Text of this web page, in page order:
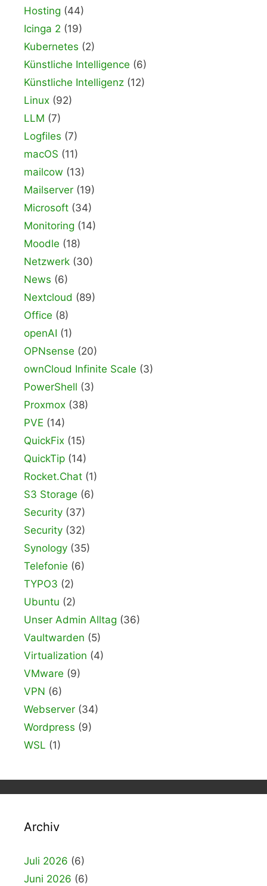
Hosting (44)
Icinga 2 (19)
Kubernetes (2)
Künstliche Intelligence (6)
Künstliche Intelligenz (12)
Linux (92)
LLM (7)
Logfiles (7)
macOS (11)
mailcow (13)
Mailserver (19)
Microsoft (34)
Monitoring (14)
Moodle (18)
Netzwerk (30)
News (6)
Nextcloud (89)
Office (8)
openAI (1)
OPNsense (20)
ownCloud Infinite Scale (3)
PowerShell (3)
Proxmox (38)
PVE (14)
QuickFix (15)
QuickTip (14)
Rocket.Chat (1)
S3 Storage (6)
Security (37)
Security (32)
Synology (35)
Telefonie (6)
TYPO3 (2)
Ubuntu (2)
Unser Admin Alltag (36)
Vaultwarden (5)
Virtualization (4)
VMware (9)
VPN (6)
Webserver (34)
Wordpress (9)
WSL (1)
Archiv
Juli 2026 (6)
Juni 2026 (6)